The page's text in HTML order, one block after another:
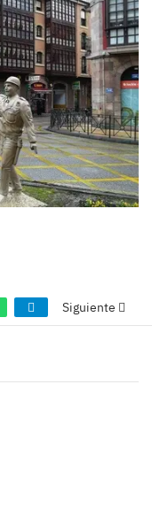
Siguiente